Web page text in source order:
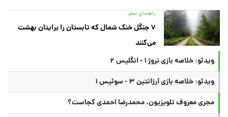
راهنمای سفر
۷ جنگل خنک شمال که تابستان را برایتان بهشت
می‌کنند
ویدئو: خلاصه بازی نروژ ۱ - انگلیس ۲
ویدئو: خلاصه بازی آرژانتین ۳ - سوئیس ۱
مجری معروف تلویزیون، محمدرضا احمدی کجاست؟